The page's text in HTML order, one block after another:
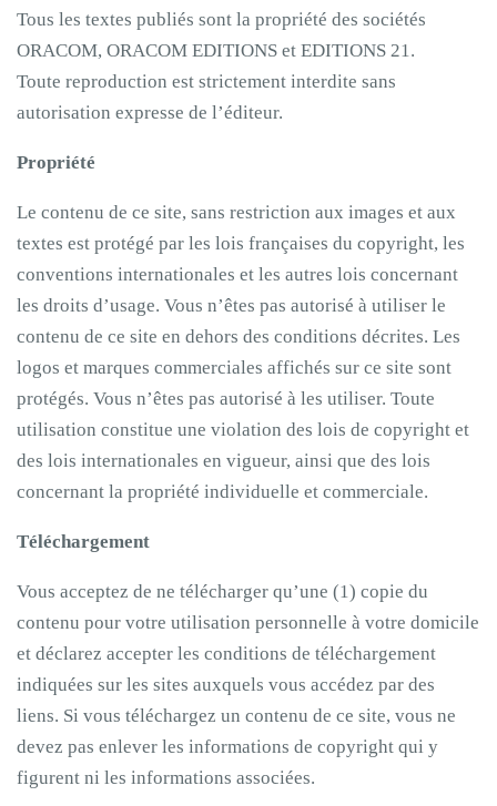
Tous les textes publiés sont la propriété des sociétés
ORACOM, ORACOM EDITIONS et EDITIONS 21.
Toute reproduction est strictement interdite sans
autorisation expresse de l’éditeur.
Propriété
Le contenu de ce site, sans restriction aux images et aux
textes est protégé par les lois françaises du copyright, les
conventions internationales et les autres lois concernant
les droits d’usage. Vous n’êtes pas autorisé à utiliser le
contenu de ce site en dehors des conditions décrites. Les
logos et marques commerciales affichés sur ce site sont
protégés. Vous n’êtes pas autorisé à les utiliser. Toute
utilisation constitue une violation des lois de copyright et
des lois internationales en vigueur, ainsi que des lois
concernant la propriété individuelle et commerciale.
Téléchargement
Vous acceptez de ne télécharger qu’une (1) copie du
contenu pour votre utilisation personnelle à votre domicile
et déclarez accepter les conditions de téléchargement
indiquées sur les sites auxquels vous accédez par des
liens. Si vous téléchargez un contenu de ce site, vous ne
devez pas enlever les informations de copyright qui y
figurent ni les informations associées.